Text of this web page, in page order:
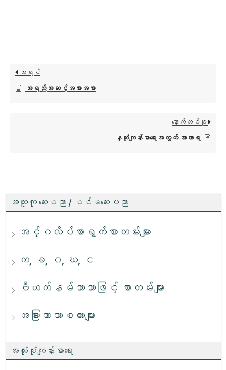
အထူးကု ဆေးပညာ / ပင်မဆေးပညာ
အင်္ဂလိပ်စာရွက်စာတမ်းများ
က, ခ, ဂ, ဃ, င
ဗီယက်နမ်ဘာသာဖြင့် စာတမ်းများ
အခြားဘာသာစကားများ
အလုံးစုံကျန်းမာရေး
အရင်
အရည်အဆင့်အစားအစာ
နောက်တစ်ခု
နှလုံးကျန်းမာရေးအတွက် အာဟာရ